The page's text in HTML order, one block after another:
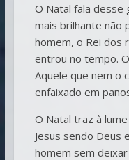
O Natal fala desse
mais brilhante não
homem, o Rei dos
entrou no tempo.
Aquele que nem o
enfaixado em
O Natal traz à
Jesus sendo Deus
homem sem